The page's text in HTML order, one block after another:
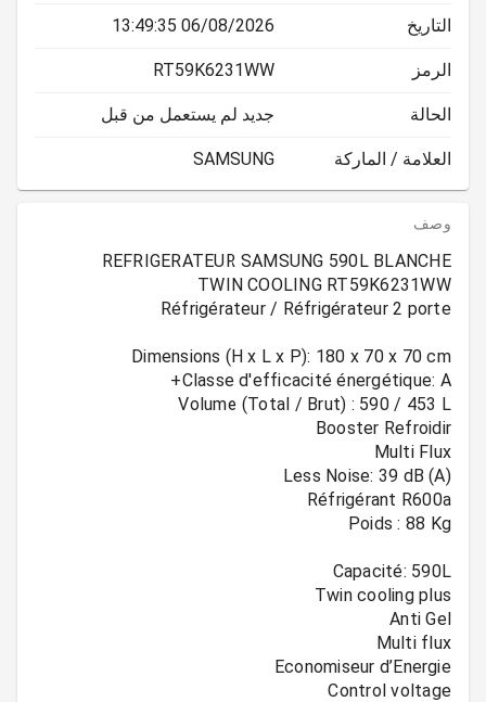
التاريخ 06/08/2026 13:49:35
الرمز RT59K6231WW
الحالة جديد لم يستعمل من قبل
العلامة / الماركة SAMSUNG
وصف
Volume (Total / Brut) : 590 / 453 L
Control voltage